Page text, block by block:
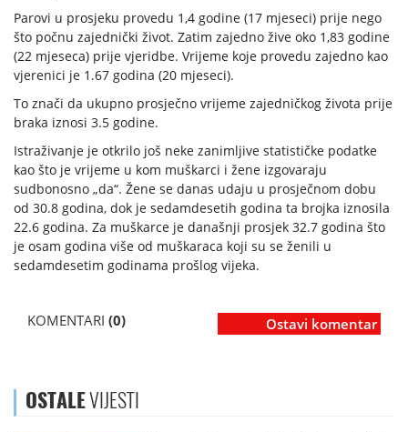
Parovi u prosjeku provedu 1,4 godine (17 mjeseci) prije nego
što počnu zajednički život. Zatim zajedno žive oko 1,83 godine
(22 mjeseca) prije vjeridbe. Vrijeme koje provedu zajedno kao
vjerenici je 1.67 godina (20 mjeseci).
To znači da ukupno prosječno vrijeme zajedničkog života prije
braka iznosi 3.5 godine.
Istraživanje je otkrilo još neke zanimljive statističke podatke
kao što je vrijeme u kom muškarci i žene izgovaraju
sudbonosno „da“. Žene se danas udaju u prosječnom dobu
od 30.8 godina, dok je sedamdesetih godina ta brojka iznosila
22.6 godina. Za muškarce je današnji prosjek 32.7 godina što
je osam godina više od muškaraca koji su se ženili u
sedamdesetim godinama prošlog vijeka.
KOMENTARI (0) Ostavi komentar
OSTALEVIJESTI